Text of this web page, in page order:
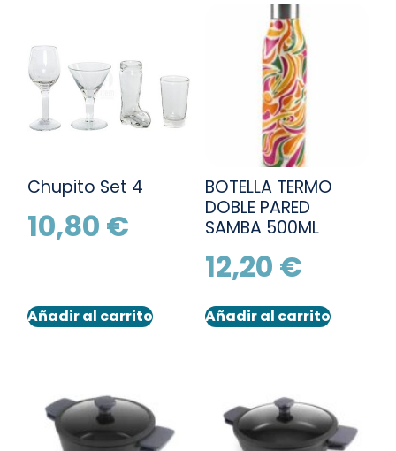
Chupito Set 4
10,80 €
Añadir al carrito
BOTELLA TERMO
DOBLE PARED
SAMBA 500ML
12,20 €
Añadir al carrito